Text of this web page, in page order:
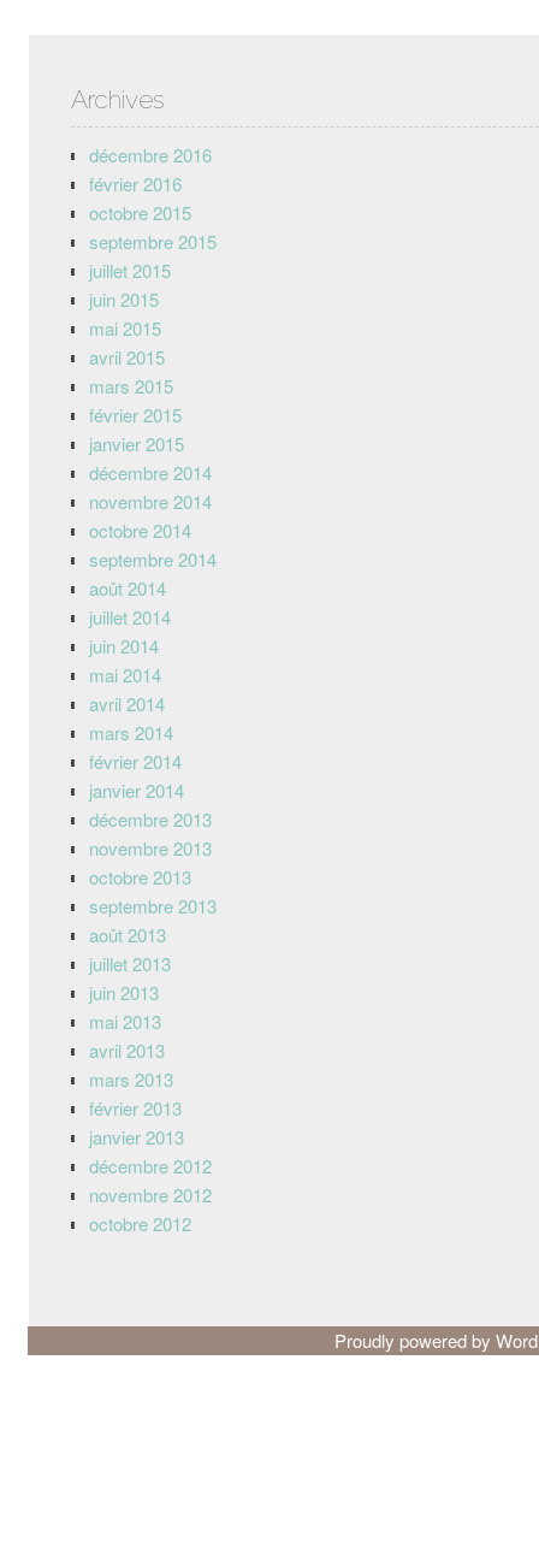
Archives
décembre 2016
février 2016
octobre 2015
septembre 2015
juillet 2015
juin 2015
mai 2015
avril 2015
mars 2015
février 2015
janvier 2015
décembre 2014
novembre 2014
octobre 2014
septembre 2014
août 2014
juillet 2014
juin 2014
mai 2014
avril 2014
mars 2014
février 2014
janvier 2014
décembre 2013
novembre 2013
octobre 2013
septembre 2013
août 2013
juillet 2013
juin 2013
mai 2013
avril 2013
mars 2013
février 2013
janvier 2013
décembre 2012
novembre 2012
octobre 2012
Proudly powered by